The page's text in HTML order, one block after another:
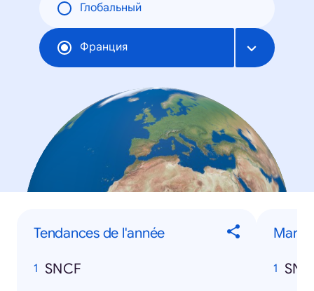
Глобальный
Франция
Tendances de l'année
SNCF